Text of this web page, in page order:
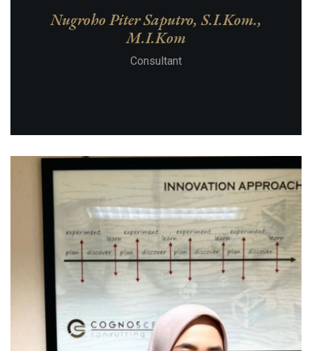
Nugroho Piter Saputro, S.I.Kom.,
M.I.Kom
Consultant